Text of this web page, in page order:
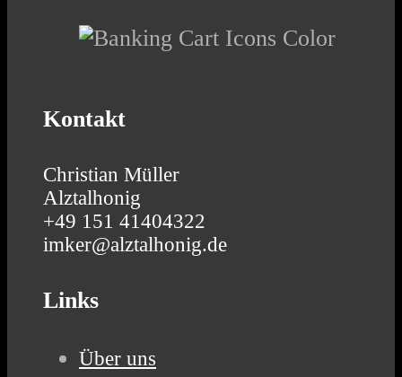
Kontakt
Christian Müller
Alztalhonig
+49 151 41404322
imker@alztalhonig.de
Links
Über uns